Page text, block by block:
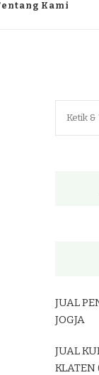
Kami
JUAL
JOGJA
JUAL
KLATEN